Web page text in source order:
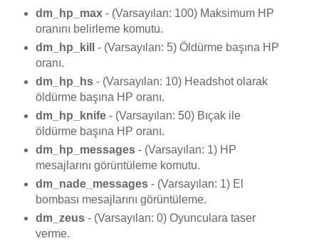
dm_hp_max- (Varsayılan: 100) Maksimum HP
oranını belirleme komutu.
dm_hp_kill
- (Varsayılan: 5) Öldürme başına HP
oranı.
dm_hp_hs- (Varsayılan: 10) Headshot olarak
öldürme başına HP oranı.
dm_hp_knife- (Varsayılan: 50) Bıçak ile
öldürme başına HP oranı.
dm_hp_messages- (Varsayılan: 1) HP
mesajlarını görüntüleme komutu.
dm_nade_messages- (Varsayılan: 1) El
bombası mesajlarını görüntüleme.
dm_zeus- (Varsayılan: 0) Oyunculara taser
verme.